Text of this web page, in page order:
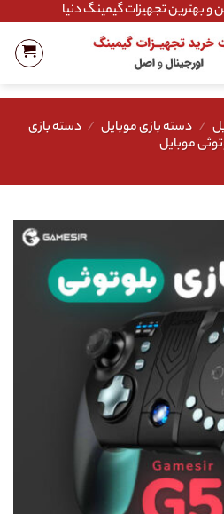
بهترین تجهیزات گیمینگ دنیا
/ دسته بازی موبایل / دسته بازی
موبایل